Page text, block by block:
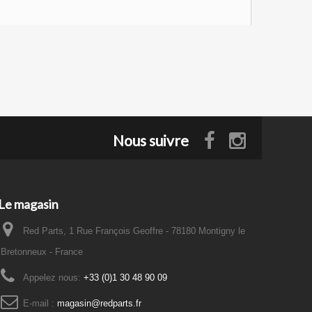
Nous suivre
magasin
Red Parts, 1 Rue François Geoffre - 78180 Montigny le
Bretonneux - France
Appelez nous: +33 (0)1 30 48 90 09
E-mail : magasin@redparts.fr